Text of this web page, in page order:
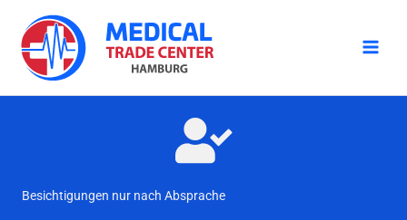
Inhalt
springen
Besichtigungen nur nach Absprache